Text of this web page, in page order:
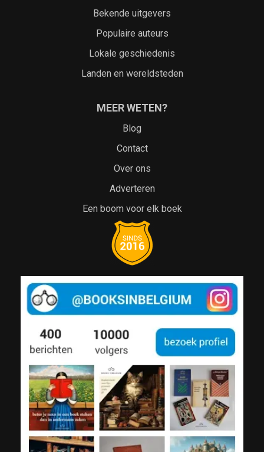
Bekende uitgevers
Populaire auteurs
Lokale geschiedenis
Landen en wereldsteden
MEER WETEN?
Blog
Contact
Over ons
Adverteren
Een boom voor elk boek